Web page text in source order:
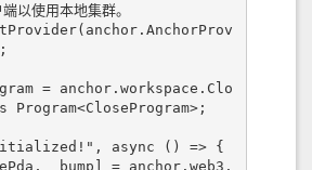
Program<CloseProgram>;